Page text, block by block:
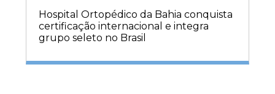
Hospital Ortopédico da Bahia conquista
certificação internacional e integra
grupo seleto no Brasil